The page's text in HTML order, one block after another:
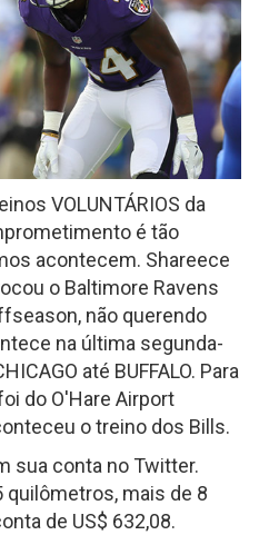
VOLUNTÁRIOS da
é tão
acontecem. Shareece
o Baltimore Ravens
não querendo
na última segunda-
até BUFFALO. Para
do O'Hare Airport
o treino dos Bills.
sua conta no Twitter.
quilômetros, mais de 8
de US$ 632,08.